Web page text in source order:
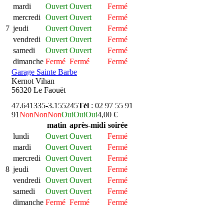
7
mardi
Ouvert Ouvert
Fermé
mercredi
Ouvert Ouvert
Fermé
jeudi
Ouvert Ouvert
Fermé
vendredi
Ouvert Ouvert
Fermé
samedi
Ouvert Ouvert
Fermé
dimanche Fermé Fermé
Fermé
Garage Sainte Barbe
Kernot Vihan
56320 Le Faouët
8
47.641335-3.155245Tél : 02 97 55 91
91NonNonNonOuiOuiOui4,00 €
matin après-midi soirée
lundi
Ouvert Ouvert
Fermé
mardi
Ouvert Ouvert
Fermé
mercredi
Ouvert Ouvert
Fermé
jeudi
Ouvert Ouvert
Fermé
vendredi
Ouvert Ouvert
Fermé
samedi
Ouvert Ouvert
Fermé
dimanche Fermé Fermé
Fermé